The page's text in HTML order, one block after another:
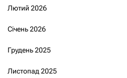
Лютий 2026
Січень 2026
Грудень 2025
Листопад 2025